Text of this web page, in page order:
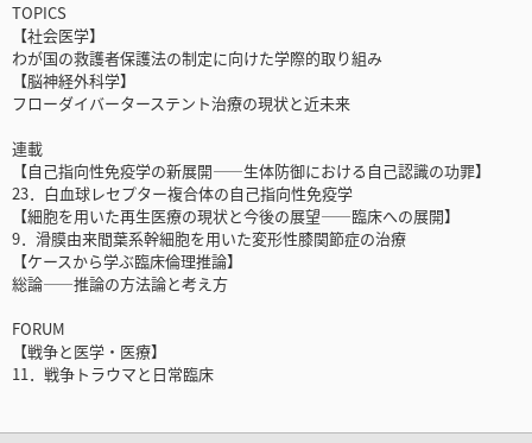
TOPICS
【社会医学】
わが国の救護者保護法の制定に向けた学際的取り組み
【脳神経外科学】
フローダイバーターステント治療の現状と近未来
連載
【自己指向性免疫学の新展開――生体防御における自己認識の功罪】
23．白血球レセプター複合体の自己指向性免疫学
【細胞を用いた再生医療の現状と今後の展望――臨床への展開】
9．滑膜由来間葉系幹細胞を用いた変形性膝関節症の治療
【ケースから学ぶ臨床倫理推論】
総論――推論の方法論と考え方
FORUM
【戦争と医学・医療】
11．戦争トラウマと日常臨床